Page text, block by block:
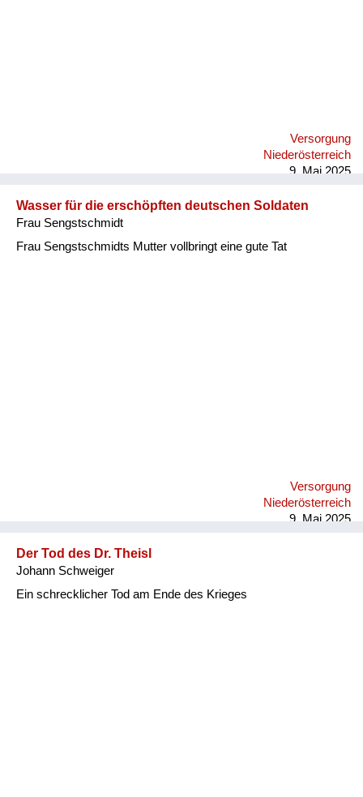
Versorgung
Niederösterreich
9. Mai 2025
Wasser für die erschöpften deutschen Soldaten
Frau Sengstschmidt
Frau Sengstschmidts Mutter vollbringt eine gute Tat
Versorgung
Niederösterreich
9. Mai 2025
Der Tod des Dr. Theisl
Johann Schweiger
Ein schrecklicher Tod am Ende des Krieges